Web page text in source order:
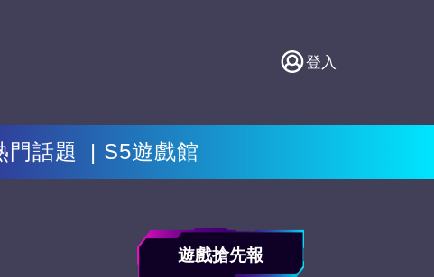
登入
門話題 S5遊戲館
遊戲搶先報